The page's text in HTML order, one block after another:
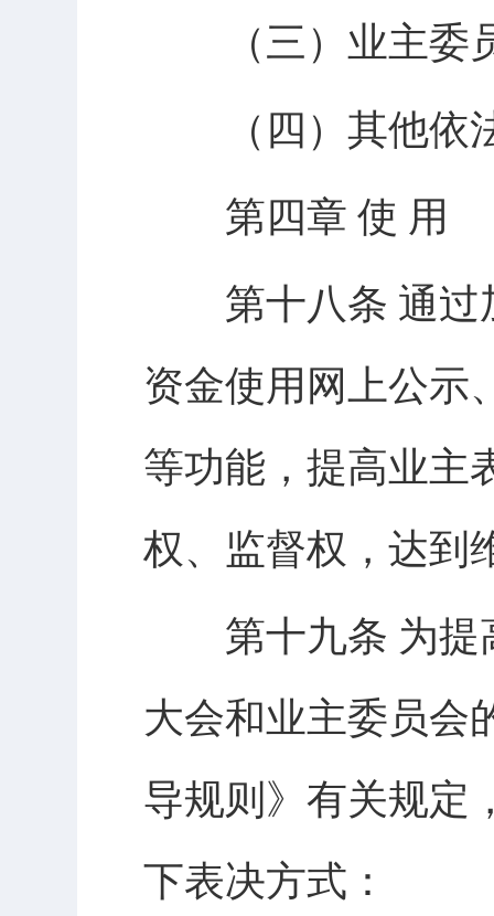
（三）业主委
（四）其他依
第四章 使 用
第十八条 通过
资金使用网上公示
等功能，提高业主
权、监督权，达到
第十九条 为提
大会和业主委员会
导规则》有关规定
下表决方式：